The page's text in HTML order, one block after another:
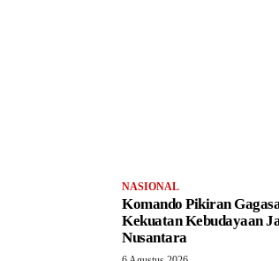
NASIONAL
Komando Pikiran
Kekuatan Kebudayaan
Nusantara